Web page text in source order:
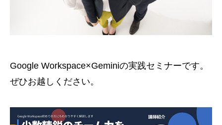
Google Workspace×Geminiの実践セミナーです。
ぜひお越しください。